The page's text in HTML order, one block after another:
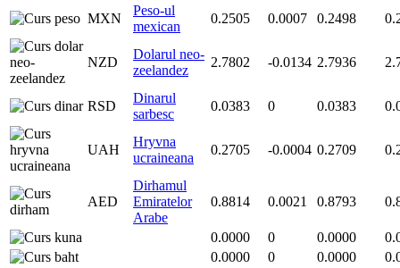
MXN
Peso-ul
mexican
0.2505 0.0007 0.2498
NZD
Dolarul neo-
zeelandez
2.7802 -0.0134 2.7936
RSD
Dinarul
sarbesc
0.0383 0 0.0383
UAH
Hryvna
ucraineana
0.2705 -0.0004 0.2709
AED
Dirhamul
Emiratelor
Arabe
0.8814 0.0021 0.8793
0.0000 0 0.0000
0.0000
0 0.0000